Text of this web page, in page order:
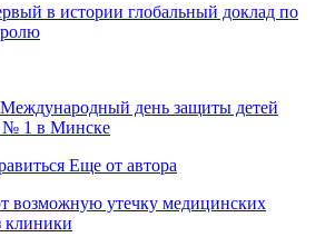
в истории глобальный доклад по
день защиты детей
№ 1 в Минске
Еще от автора
возможную утечку медицинских
клиники